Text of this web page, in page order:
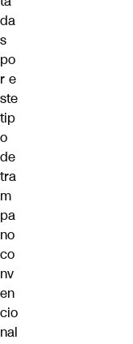
da
s
po
r e
ste
tip
o
de
tra
m
pa
no
co
nv
en
cio
nal